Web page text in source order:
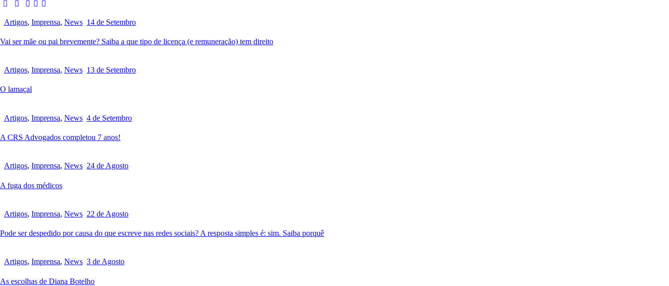
Artigos, Imprensa, News 14 de Setembro
Vai ser mãe ou pai brevemente? Saiba a que tipo de licença (e remuneração) tem direito
Artigos, Imprensa, News 13 de Setembro
O lamaçal
Artigos, Imprensa, News 4 de Setembro
A CRS Advogados completou 7 anos!
Artigos, Imprensa, News 24 de Agosto
A fuga dos médicos
Artigos, Imprensa, News 22 de Agosto
Pode ser despedido por causa do que escreve nas redes sociais? A resposta simples é: sim. Saiba porquê
Artigos, Imprensa, News 3 de Agosto
As escolhas de Diana Botelho